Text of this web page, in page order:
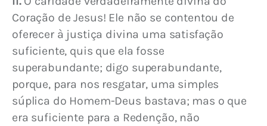
Coração de Jesus! Ele não se contentou de
oferecer à justiça divina uma satisfação
suficiente, quis que ela fosse
superabundante; digo superabundante,
porque, para nos resgatar, uma simples
súplica do Homem-Deus bastava; mas o que
era suficiente para a Redenção, não